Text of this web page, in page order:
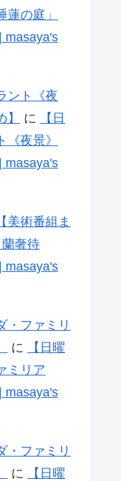
の庭」
masaya's
ント《夜
に
【日
夜景》
masaya's
美術番組ま
蘭奢待
masaya's
・ファミリ
に
【日曜
ミリア
masaya's
・ファミリ
に
【日曜